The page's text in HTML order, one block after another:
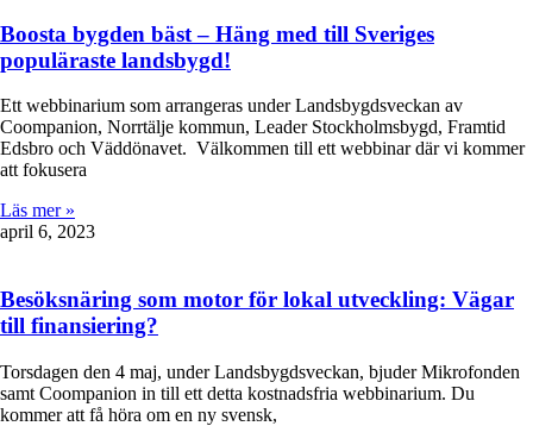
Boosta bygden bäst – Häng med till Sveriges
populäraste landsbygd!
Ett webbinarium som arrangeras under Landsbygdsveckan av
Coompanion, Norrtälje kommun, Leader Stockholmsbygd, Framtid
Edsbro och Väddönavet. Välkommen till ett webbinar där vi kommer
att fokusera
Läs mer »
april 6, 2023
Besöksnäring som motor för lokal utveckling: Vägar
till finansiering?
Torsdagen den 4 maj, under Landsbygdsveckan, bjuder Mikrofonden
samt Coompanion in till ett detta kostnadsfria webbinarium. Du
kommer att få höra om en ny svensk,